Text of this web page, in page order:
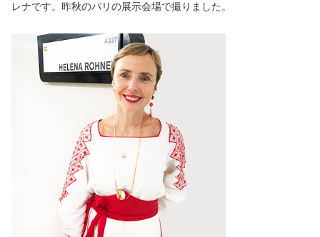
レナです。昨秋のパリの展示会場で撮りました。